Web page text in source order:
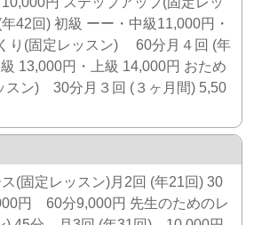
42回) 初級 ーー・中級11,000円・
り(固定レッスン) 60分月４回 (年
13,000円・上級 14,000円 おため
スン) 30分月３回 (３ヶ月間) 5,50
(固定レッスン)月2回 (年21回) 30
円 60分9,000円 先生のためのレ